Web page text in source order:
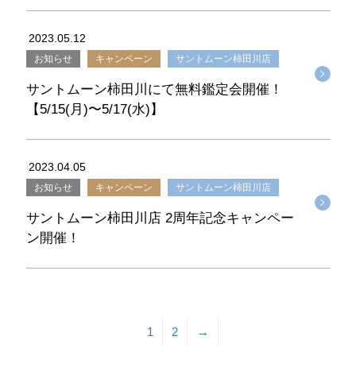
2023.05.12
お知らせ キャンペーン サントムーン柿田川店
サントムーン柿田川にて無料鑑定会開催！
【5/15(月)〜5/17(水)】
2023.04.05
お知らせ キャンペーン サントムーン柿田川店
サントムーン柿田川店 2周年記念キャンペー
ン開催！
1 2 →